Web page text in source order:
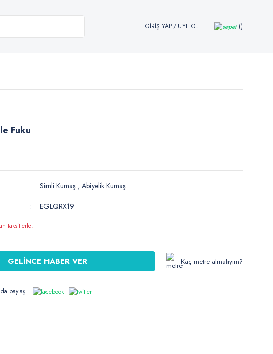
GİRİŞ YAP/ ÜYE OL
Fuku
Simli Kumaş , Abiyelik Kumaş
EGLQRX19
taksitlerle!
GELİNCE HABER VER Kaç metre almalıyım?
paylaş!